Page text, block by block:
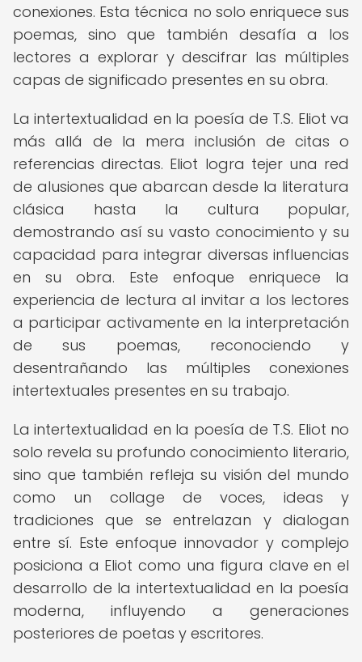
conexiones. Esta técnica no solo enriquece sus
poemas, sino que también desafía a los
lectores a explorar y descifrar las múltiples
capas de significado presentes en su obra.
La intertextualidad en la poesía de T.S. Eliot va
más allá de la mera inclusión de citas o
referencias directas. Eliot logra tejer una red
de alusiones que abarcan desde la literatura
clásica hasta la cultura popular,
demostrando así su vasto conocimiento y su
capacidad para integrar diversas influencias
en su obra. Este enfoque enriquece la
experiencia de lectura al invitar a los lectores
a participar activamente en la interpretación
de sus poemas, reconociendo y
desentrañando las múltiples conexiones
intertextuales presentes en su trabajo.
La intertextualidad en la poesía de T.S. Eliot no
solo revela su profundo conocimiento literario,
sino que también refleja su visión del mundo
como un collage de voces, ideas y
tradiciones que se entrelazan y dialogan
entre sí. Este enfoque innovador y complejo
posiciona a Eliot como una figura clave en el
desarrollo de la intertextualidad en la poesía
moderna, influyendo a generaciones
posteriores de poetas y escritores.